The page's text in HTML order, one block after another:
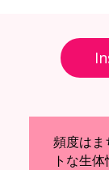
頻度はま
トな生